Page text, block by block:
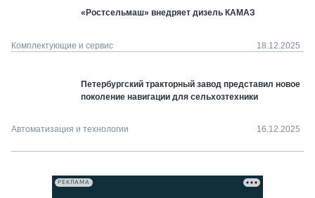
«Ростсельмаш» внедряет дизель КАМАЗ
Комплектующие и сервис 18.12.2025
Петербургский тракторный завод представил новое
поколение навигации для сельхозтехники
Автоматизация и технологии 16.12.2025
РЕКЛАМА